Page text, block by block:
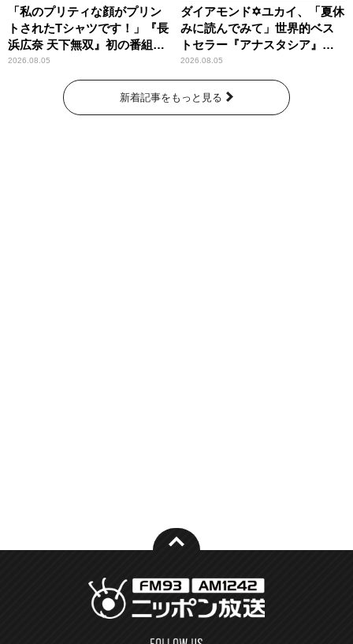
「私のプリティな顔がプリン
トされたTシャツです！」『長
浜広奈 天下無双』初の番組グ
ッズ発売
2026.08.05
ダイアモンド✡ユカイ、「夏休
みに読んでみて」世界的ベス
トセラー『アナスタシア』を
紹介
2026.08.05
新着記事をもっと見る